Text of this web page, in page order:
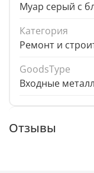
Муар серый с
Категория
Ремонт и
GoodsType
Входные
Отзывы